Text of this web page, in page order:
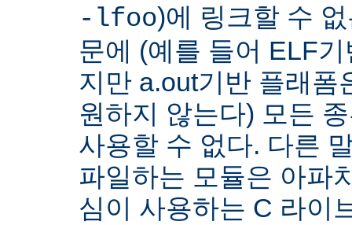
-lfoo)에 링크할 수
문에 (예를 들어 ELF
지만 a.out기반 플래폼
원하지 않는다) 모든
사용할 수 없다. 다른
파일하는 모듈은 아파
심이 사용하는 C 라이